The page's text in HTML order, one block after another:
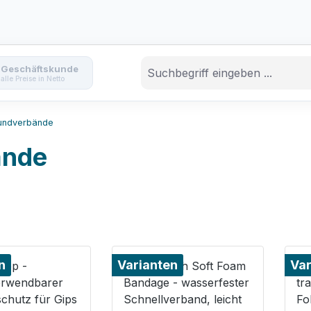
Geschäftskunde
alle Preise in Netto
Varianten